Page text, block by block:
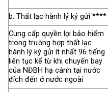
b. Thất lạc hành lý ký gửi ****
Cung cấp quyền lợi bảo hiểm
trong trường hợp thất lạc
hành lý ký gửi ít nhất 96 tiếng
liên tục kể từ khi chuyến bay
của NĐBH hạ cánh tại nước
đích đến ở nước ngoài